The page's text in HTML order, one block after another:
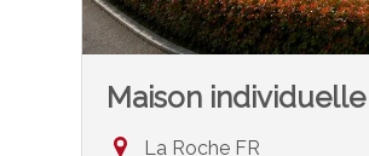
Maison individuelle
La Roche FR